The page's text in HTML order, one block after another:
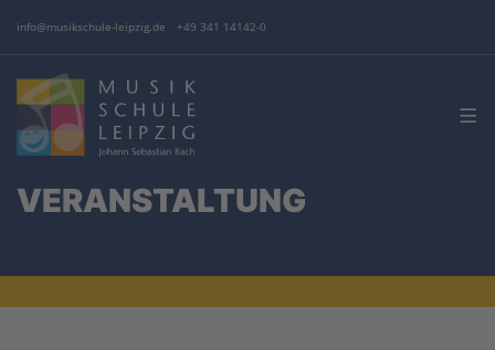
info@musikschule-leipzig.de +49 341 14142-0
VERANSTALTUNG